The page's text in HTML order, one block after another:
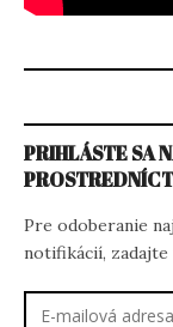
PRIHLÁSTE SA
Pre odoberanie
notifikácií, zadajte